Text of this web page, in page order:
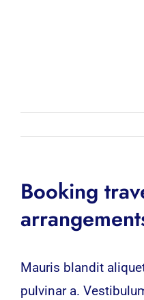
Booking
Mauris blandit
pulvinar a.